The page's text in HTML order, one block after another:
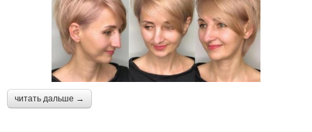
читать дальше →